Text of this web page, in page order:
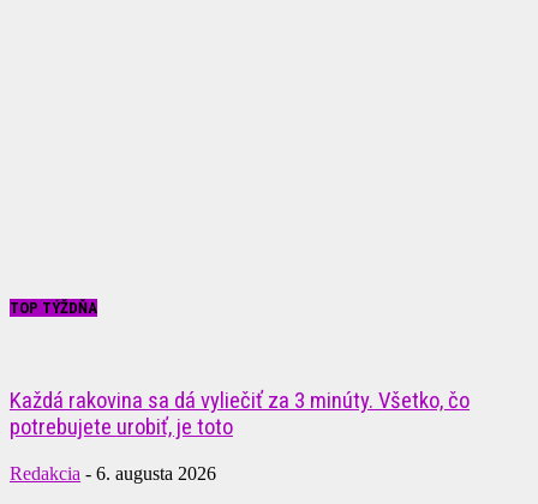
TOP TÝŽDŇA
Každá rakovina sa dá vyliečiť za 3 minúty. Všetko, čo
potrebujete urobiť, je toto
Redakcia - 6. augusta 2026